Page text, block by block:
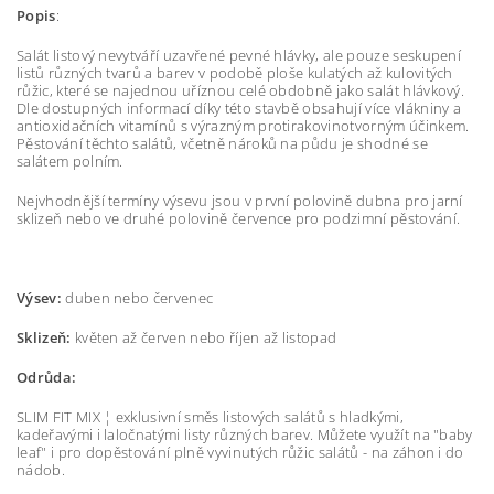
Popis:
Salát listový nevytváří uzavřené pevné hlávky, ale pouze seskupení
listů různých tvarů a barev v podobě ploše kulatých až kulovitých
růžic, které se najednou uříznou celé obdobně jako salát hlávkový.
Dle dostupných informací díky této stavbě obsahují více vlákniny a
antioxidačních vitamínů s výrazným protirakovinotvorným účinkem.
Pěstování těchto salátů, včetně nároků na půdu je shodné se
salátem polním.
Nejvhodnější termíny výsevu jsou v první polovině dubna pro jarní
sklizeň nebo ve druhé polovině července pro podzimní pěstování.
Výsev: duben nebo červenec
Sklizeň: květen až červen nebo říjen až listopad
Odrůda:
SLIM FIT MIX ¦ exklusivní směs listových salátů s hladkými,
kadeřavými i laločnatými listy různých barev. Můžete využít na "baby
leaf" i pro dopěstování plně vyvinutých růžic salátů - na záhon i do
nádob.